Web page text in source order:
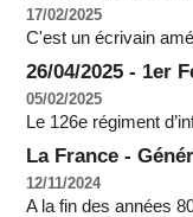
17/02/2025
C'est un écrivain
26/04/2025 - 1er
05/02/2025
Le 126e régiment
La France -
12/11/2024
A la fin des années